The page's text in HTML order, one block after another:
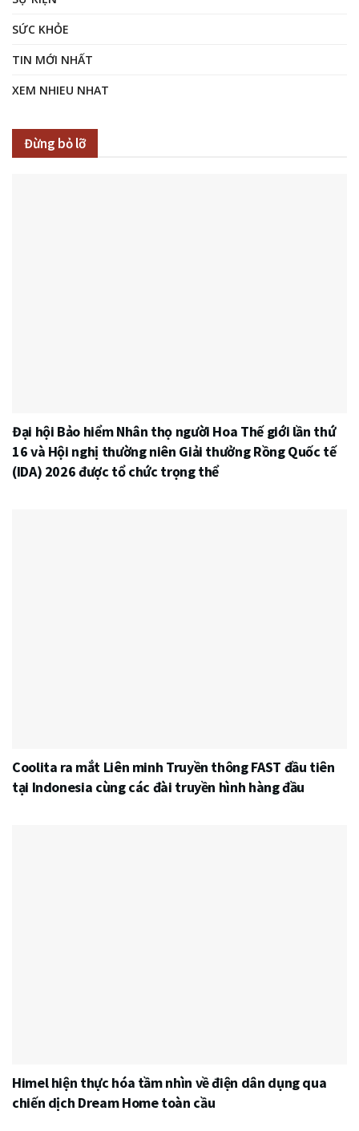
SỨC KHỎE
TIN MỚI NHẤT
XEM NHIEU NHAT
Đừng bỏ lỡ
Đại hội Bảo hiểm Nhân thọ người Hoa Thế giới lần thứ
16 và Hội nghị thường niên Giải thưởng Rồng Quốc tế
(IDA) 2026 được tổ chức trọng thể
Coolita ra mắt Liên minh Truyền thông FAST đầu tiên
tại Indonesia cùng các đài truyền hình hàng đầu
Himel hiện thực hóa tầm nhìn về điện dân dụng qua
chiến dịch Dream Home toàn cầu